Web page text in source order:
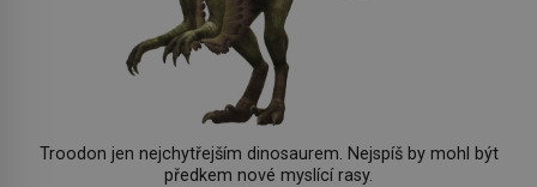
Troodon jen nejchytřejším dinosaurem. Nejspíš by mohl být
předkem nové myslící rasy.